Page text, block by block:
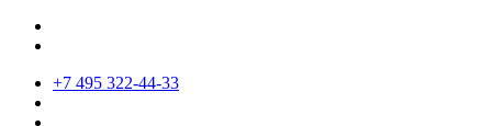
+7 495 322-44-33